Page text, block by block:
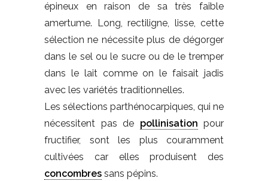
épineux en raison de sa très faible
amertume. Long, rectiligne, lisse, cette
sélection ne nécessite plus de dégorger
dans le sel ou le sucre ou de le tremper
dans le lait comme on le faisait jadis
avec les variétés traditionnelles.
Les sélections parthénocarpiques, qui ne
nécessitent pas de pollinisation pour
fructifier, sont les plus couramment
cultivées car elles produisent des
concombres sans pépins.